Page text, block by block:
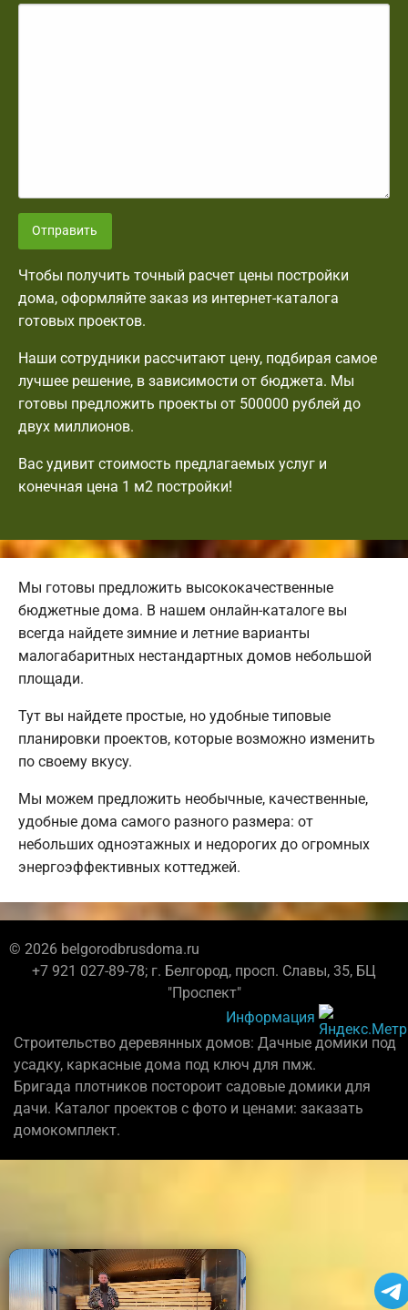
Отправить
Чтобы получить точный расчет цены постройки
дома, оформляйте заказ из интернет-каталога
готовых проектов.
Наши сотрудники рассчитают цену, подбирая самое
лучшее решение, в зависимости от бюджета. Мы
готовы предложить проекты от 500000 рублей до
двух миллионов.
Вас удивит стоимость предлагаемых услуг и
конечная цена 1 м2 постройки!
Мы готовы предложить высококачественные
бюджетные дома. В нашем онлайн-каталоге вы
всегда найдете зимние и летние варианты
малогабаритных нестандартных домов небольшой
площади.
Тут вы найдете простые, но удобные типовые
планировки проектов, которые возможно изменить
по своему вкусу.
Мы можем предложить необычные, качественные,
удобные дома самого разного размера: от
небольших одноэтажных и недорогих до огромных
энергоэффективных коттеджей.
© 2026 belgorodbrusdoma.ru
+7 921 027-89-78; г. Белгород, просп. Славы, 35, БЦ
"Проспект"
Информация
Строительство деревянных домов: Дачные домики под
усадку, каркасные дома под ключ для пмж.
Бригада плотников постороит садовые домики для
дачи. Каталог проектов с фото и ценами: заказать
домокомплект.